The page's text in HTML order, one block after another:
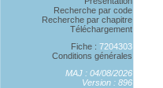
Recherche par code
Recherche par chapitre
Téléchargement
Fiche : 7204303
Conditions générales
MAJ : 04/08/2026
Version : 896